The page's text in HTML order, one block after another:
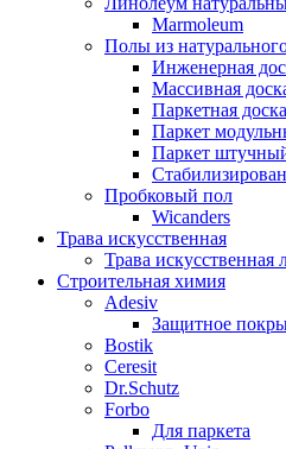
Marmoleum
Полы из
Инженерная
Массивная
Паркетная доска
Паркет
Паркет
Пробковый пол
Wicanders
Трава искусственная
Трава искусственная
Строительная химия
Adesiv
Защитное
Bostik
Ceresit
Dr.Schutz
Forbo
Для паркета